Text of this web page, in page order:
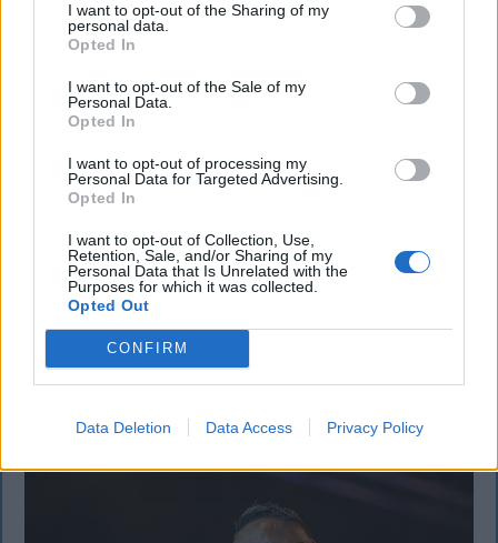
I want to opt-out of the Sharing of my
personal data.
Opted In
I want to opt-out of the Sale of my
Personal Data.
Opted In
I want to opt-out of processing my
Personal Data for Targeted Advertising.
Opted In
I want to opt-out of Collection, Use,
Retention, Sale, and/or Sharing of my
Personal Data that Is Unrelated with the
Purposes for which it was collected.
Opted Out
CONFIRM
Data Deletion Data Access Privacy Policy
KRÓNIKA
Büntetőfeljelentést tett Majka ügyvédje
a romániai telefonszámról érkezett
fenyegetés miatt
Büntetőfeljelentést tett csütörtökön Majka
romániai jogi képviselője a sepsiszentgyörgyi Sic
Feszt fesztiválra tervezett koncert lemondását
kiváltó fenyegetés ügyében.